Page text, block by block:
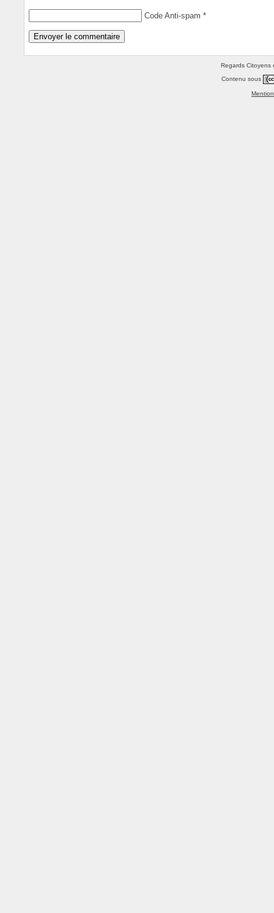
Code Anti-spam *
Regards Citoyens
Contenu sous